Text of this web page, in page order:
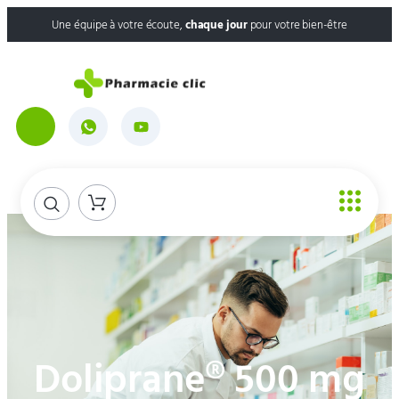
Une équipe à votre écoute,chaque jourpour votre bien-être
Doliprane® 500 mg